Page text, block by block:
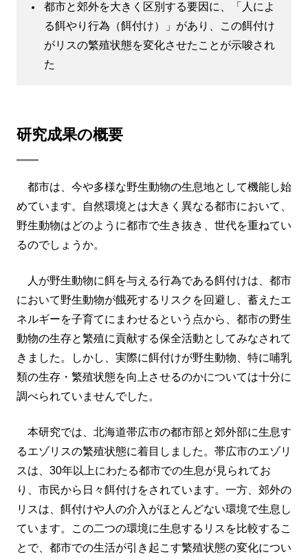
都市と郊外を大きく区別する要因に、「人によ
る餌やり行為（餌付け）」があり、この餌付け
がリスの繁殖状態を変化させたことが示唆され
た
研究成果の概要
都市は、今や多様な野生動物の生息地として機能し始
めています。自然環境とは大きく異なる都市において、
野生動物はどのように都市で生き抜き、世代を重ねてい
るのでしょうか。
人が野生動物に餌を与える行為である餌付けは、都市
において野生動物が餓死するリスクを回避し、蓄えたエ
ネルギーを子育てにまわせるという点から、都市の野生
動物の生存と繁殖に貢献する保全活動としてみなされて
きました。しかし、実際に餌付けが野生動物、特に哺乳
類の生存・繁殖状態を向上させるのかについては十分に
調べられていませんでした。
本研究では、北海道帯広市の都市部と郊外部に生息す
るエゾリスの繁殖状態に着目しました。帯広市のエゾリ
スは、30年以上にわたる都市での生息が見られてお
り、市民から日々餌付けをされています。一方、郊外の
リスは、餌付けや人の介入がほとんどない環境で生息し
ています。この二つの環境に生息するリスを比較するこ
とで、都市での生活が引き起こす繁殖状態の変化につい